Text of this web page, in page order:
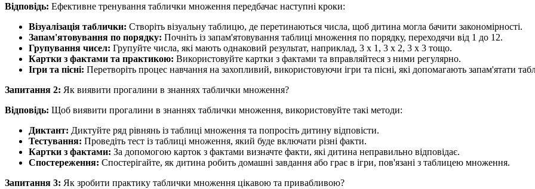
Відповідь: Ефективне тренування таблички множення передбачає наступні кроки:
Візуалізація таблички: Створіть візуальну таблицю, де перетинаються числа, щоб дитина могла бачити закономірності.
Запам'ятовування по порядку: Почніть із запам'ятовування таблиці множення по порядку, переходячи від 1 до 12.
Групування чисел: Групуйте числа, які мають однаковий результат, наприклад, 3 x 1, 3 x 2, 3 x 3 тощо.
Картки з фактами та практикою: Використовуйте картки з фактами та вправляйтеся з ними регулярно.
Ігри та пісні: Перетворіть процес навчання на захопливий, використовуючи ігри та пісні, які допомагають запам'ятати
Запитання 2: Як виявити прогалини в знаннях таблички множення?
Відповідь: Щоб виявити прогалини в знаннях таблички множення, використовуйте такі методи:
Диктант: Диктуйте ряд рівнянь із таблиці множення та попросіть дитину відповісти.
Тестування: Проведіть тест із таблиці множення, який буде включати різні факти.
Картки з фактами: За допомогою карток з фактами визначте факти, які дитина неправильно відповідає.
Спостереження: Спостерігайте, як дитина робить домашні завдання або грає в ігри, пов'язані з таблицею множення.
Запитання 3: Як зробити практику таблички множення цікавою та привабливою?